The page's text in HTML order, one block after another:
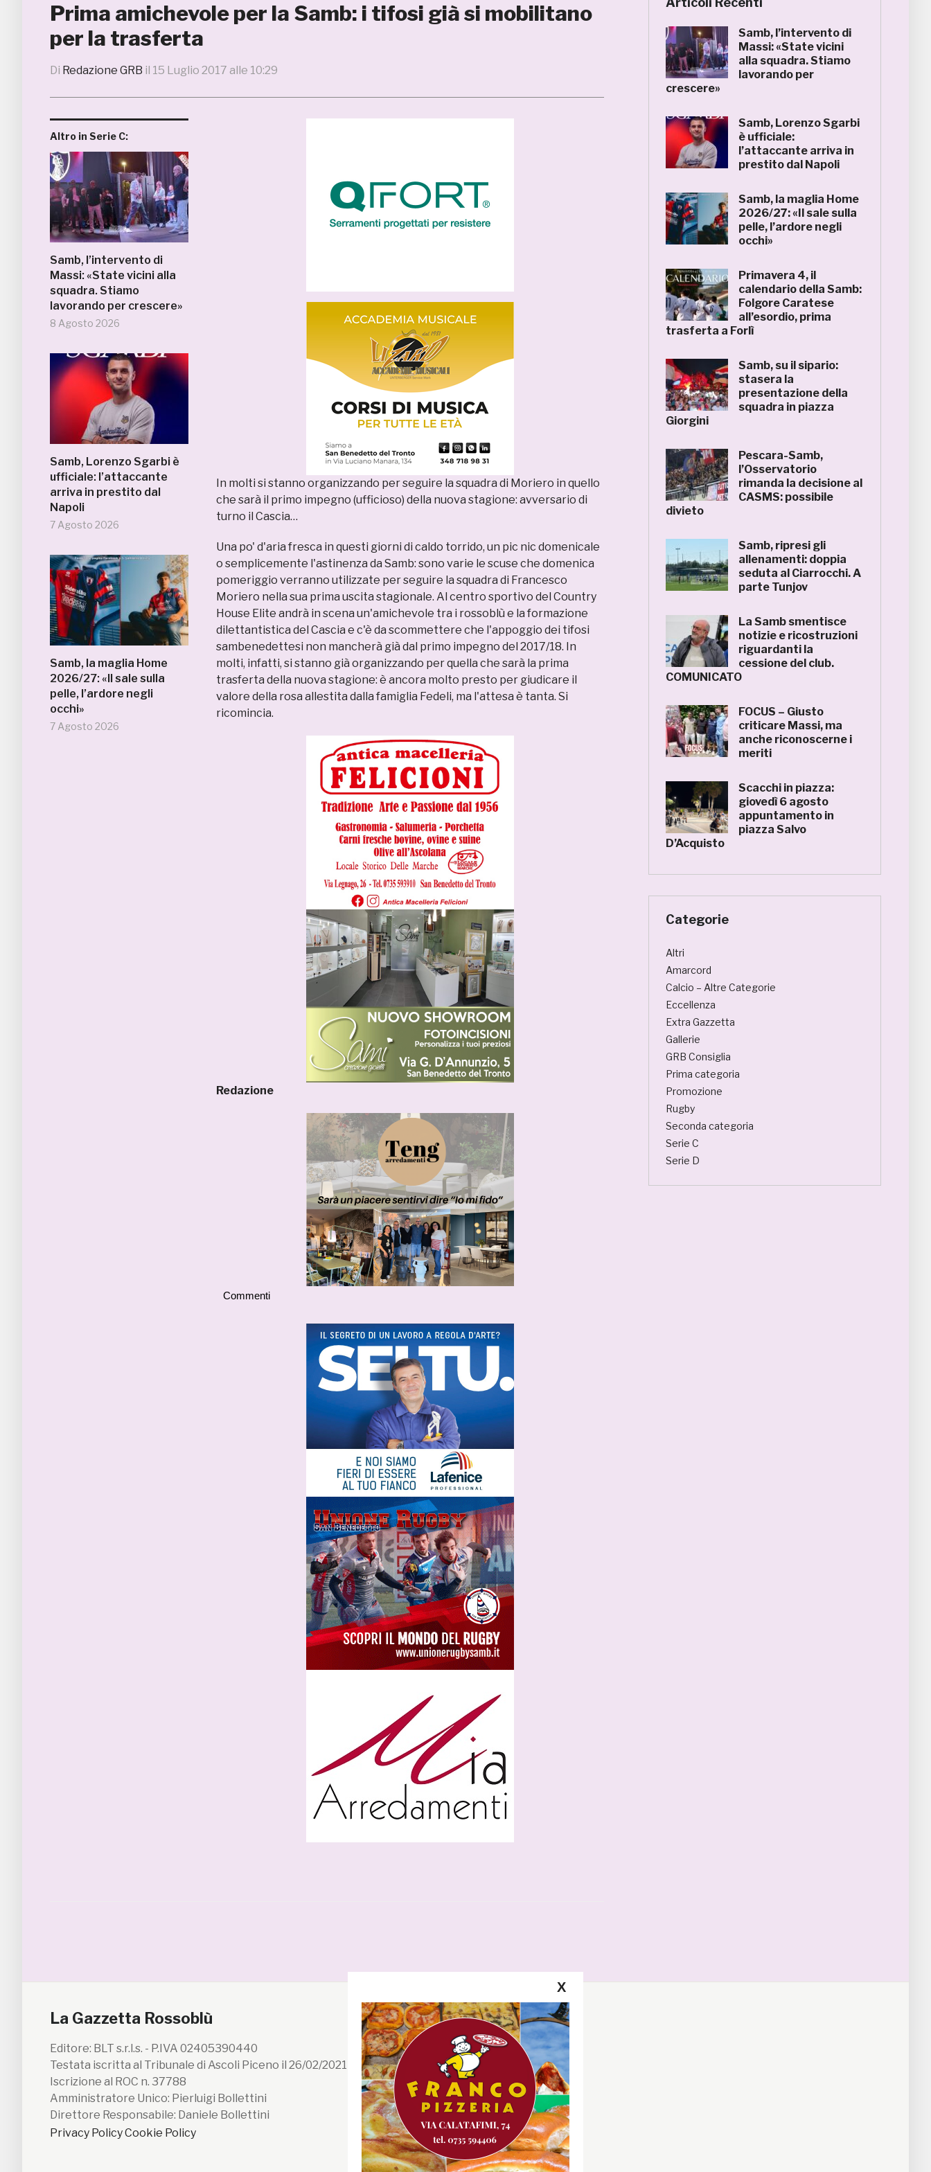
Prima amichevole per la Samb: i tifosi già si mobilitano
per la trasferta
Di Redazione GRB il 15 Luglio 2017 alle 10:29
Altro in Serie C:
Samb, l’intervento di
Massi: «State vicini alla
squadra. Stiamo
lavorando per crescere»
8 Agosto 2026
Samb, Lorenzo Sgarbi è
ufficiale: l’attaccante
arriva in prestito dal
Napoli
7 Agosto 2026
Samb, la maglia Home
2026/27: «Il sale sulla
pelle, l’ardore negli
occhi»
7 Agosto 2026
In molti si stanno organizzando per seguire la squadra di Moriero in quello
che sarà il primo impegno (ufficioso) della nuova stagione: avversario di
turno il Cascia…
Una po' d'aria fresca in questi giorni di caldo torrido, un pic nic domenicale
o semplicemente l'astinenza da Samb: sono varie le scuse che domenica
pomeriggio verranno utilizzate per seguire la squadra di Francesco
Moriero nella sua prima uscita stagionale. Al centro sportivo del Country
House Elite andrà in scena un'amichevole tra i rossoblù e la formazione
dilettantistica del Cascia e c'è da scommettere che l'appoggio dei tifosi
sambenedettesi non mancherà già dal primo impegno del 2017/18. In
molti, infatti, si stanno già organizzando per quella che sarà la prima
trasferta della nuova stagione: è ancora molto presto per giudicare il
valore della rosa allestita dalla famiglia Fedeli, ma l'attesa è tanta. Si
ricomincia.
Redazione
Commenti
Samb, l’intervento di
Massi: «State vicini
alla squadra. Stiamo
lavorando per
crescere»
Samb, Lorenzo Sgarbi
è ufficiale:
l’attaccante arriva in
prestito dal Napoli
Samb, la maglia Home
2026/27: «Il sale sulla
pelle, l’ardore negli
occhi»
Primavera 4, il
calendario della Samb:
Folgore Caratese
all’esordio, prima
trasferta a Forlì
Samb, su il sipario:
stasera la
presentazione della
squadra in piazza
Giorgini
Pescara-Samb,
l’Osservatorio
rimanda la decisione al
CASMS: possibile
divieto
Samb, ripresi gli
allenamenti: doppia
seduta al Ciarrocchi. A
parte Tunjov
La Samb smentisce
notizie e ricostruzioni
riguardanti la
cessione del club.
COMUNICATO
FOCUS – Giusto
criticare Massi, ma
anche riconoscerne i
meriti
Scacchi in piazza:
giovedì 6 agosto
appuntamento in
piazza Salvo
D’Acquisto
Categorie
Altri
Amarcord
Calcio – Altre Categorie
Eccellenza
Extra Gazzetta
Gallerie
GRB Consiglia
Prima categoria
Promozione
Rugby
Seconda categoria
Serie C
Serie D
La Gazzetta Rossoblù
Editore: BLT s.r.l.s. - P.IVA 02405390440
Testata iscritta al Tribunale di Ascoli Piceno il 26/02/2021 n. 199/2021
Iscrizione al ROC n. 37788
Amministratore Unico: Pierluigi Bollettini
Direttore Responsabile: Daniele Bollettini
Privacy PolicyCookie Policy
Segui la GRB
Facebook
Instagram
Twitter
X